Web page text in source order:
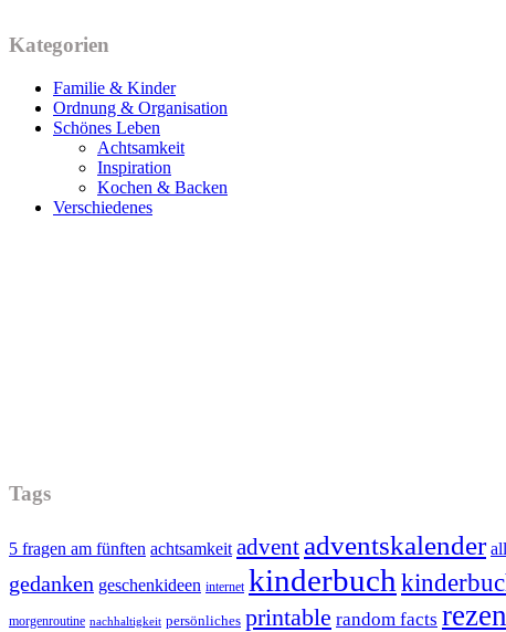
Kategorien
Familie & Kinder
Ordnung & Organisation
Schönes Leben
Achtsamkeit
Inspiration
Kochen & Backen
Verschiedenes
Tags
5 fragen am fünften achtsamkeit advent adventskalender
gedanken geschenkideen internet kinderbuch
morgenroutine nachhaltigkeit persönliches printable random facts